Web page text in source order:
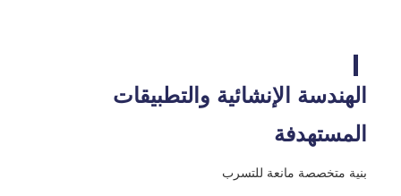
الهندسة الإنشائية والتطبيقات
المستهدفة
بنية متخصصة مانعة للتسرب